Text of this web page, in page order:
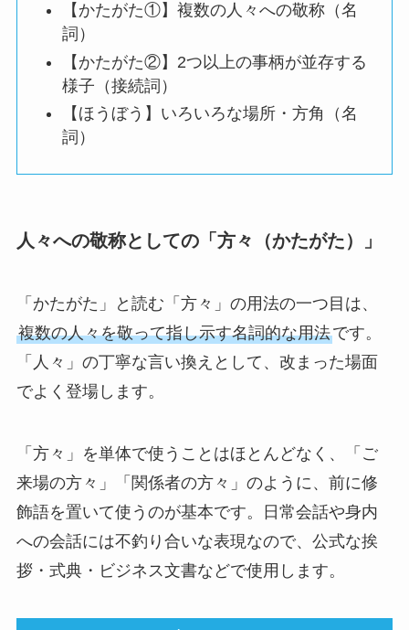
【かたがた①】複数の人々への敬称（名
詞）
【かたがた②】2つ以上の事柄が並存する
様子（接続詞）
【ほうぼう】いろいろな場所・方角（名
詞）
人々への敬称としての「方々（かたがた）」
「かたがた」と読む「方々」の用法の一つ目は、
複数の人々を敬って指し示す名詞的な用法です。
「人々」の丁寧な言い換えとして、改まった場面
でよく登場します。
「方々」を単体で使うことはほとんどなく、「ご
来場の方々」「関係者の方々」のように、前に修
飾語を置いて使うのが基本です。日常会話や身内
への会話には不釣り合いな表現なので、公式な挨
拶・式典・ビジネス文書などで使用します。